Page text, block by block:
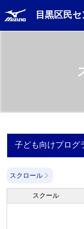
目黒区民
子ども向けプログ
スクロール
スクール